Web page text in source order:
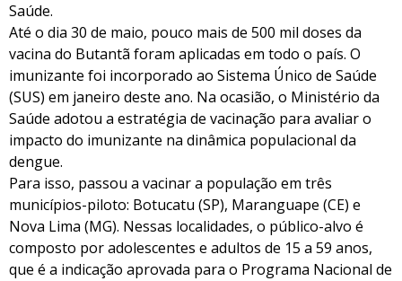
Saúde.
Até o dia 30 de maio, pouco mais de 500 mil doses da
vacina do Butantã foram aplicadas em todo o país. O
imunizante foi incorporado ao Sistema Único de Saúde
(SUS) em janeiro deste ano. Na ocasião, o Ministério da
Saúde adotou a estratégia de vacinação para avaliar o
impacto do imunizante na dinâmica populacional da
dengue.
Para isso, passou a vacinar a população em três
municípios-piloto: Botucatu (SP), Maranguape (CE) e
Nova Lima (MG). Nessas localidades, o público-alvo é
composto por adolescentes e adultos de 15 a 59 anos,
que é a indicação aprovada para o Programa Nacional de